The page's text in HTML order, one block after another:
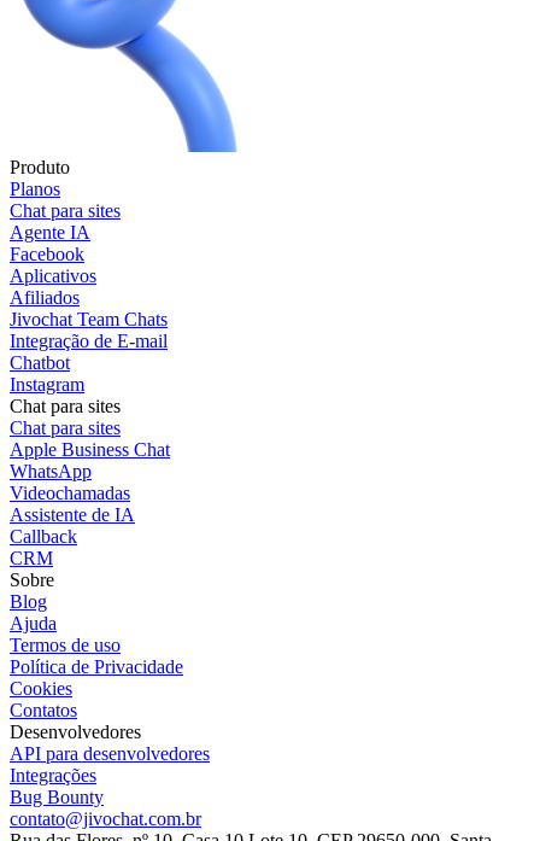
Produto
Planos
Chat para sites
Agente IA
Facebook
Aplicativos
Afiliados
Jivochat Team Chats
Integração de E-mail
Chatbot
Instagram
Chat para sites
Chat para sites
Apple Business Chat
WhatsApp
Videochamadas
Assistente de IA
Callback
CRM
Sobre
Blog
Ajuda
Termos de uso
Política de Privacidade
Cookies
Contatos
Desenvolvedores
API para desenvolvedores
Integrações
Bug Bounty
contato@jivochat.com.br